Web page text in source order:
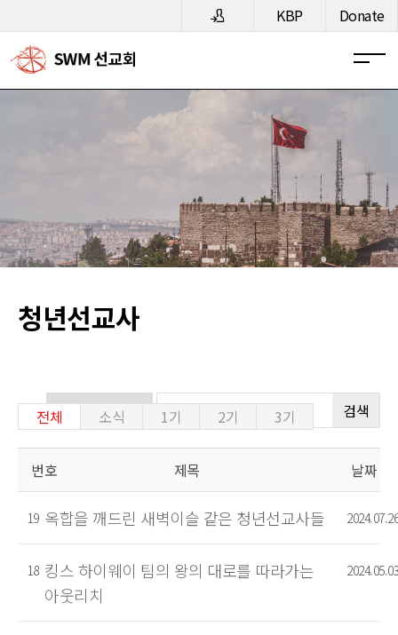
메뉴 건너뛰기 KBP Donate
청년선교사
검색
전체 소식 1기 2기 3기
번호 제목 날짜
19 옥합을 깨드린 새벽이슬 같은 청년선교사들 2024.07.26
18 킹스 하이웨이 팀의 왕의 대로를 따라가는
아웃리치
2024.05.03